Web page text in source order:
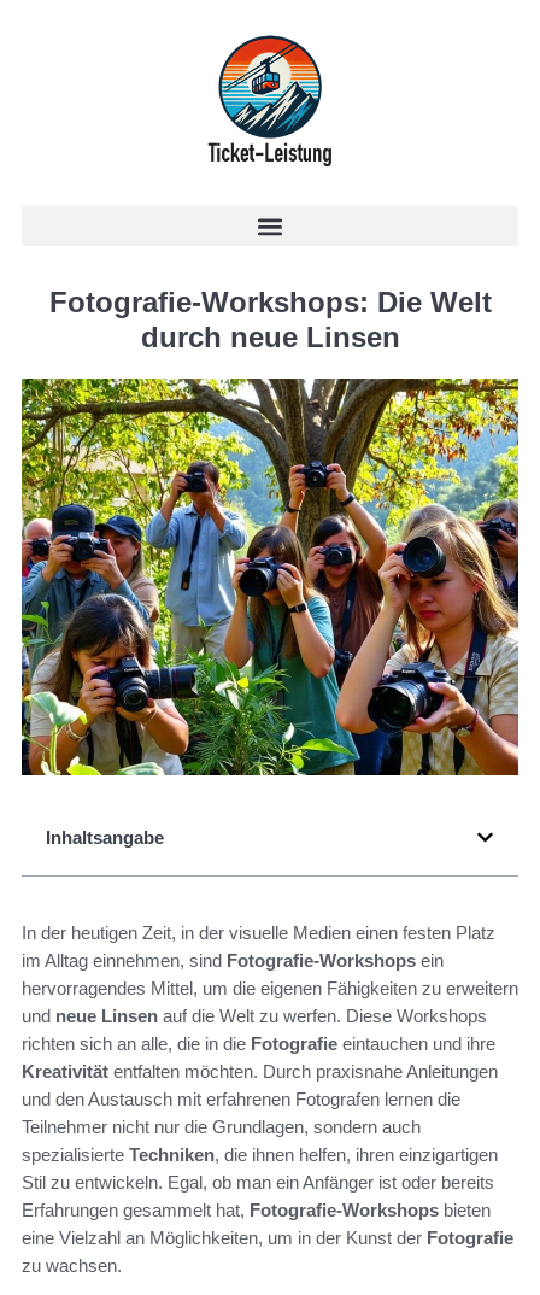
Fotografie-Workshops: Die Welt
durch neue Linsen
Inhaltsangabe
In der heutigen Zeit, in der visuelle Medien einen festen Platz
im Alltag einnehmen, sind Fotografie-Workshops ein
hervorragendes Mittel, um die eigenen Fähigkeiten zu erweitern
und neue Linsen auf die Welt zu werfen. Diese Workshops
richten sich an alle, die in die Fotografie eintauchen und ihre
Kreativität entfalten möchten. Durch praxisnahe Anleitungen
und den Austausch mit erfahrenen Fotografen lernen die
Teilnehmer nicht nur die Grundlagen, sondern auch
spezialisierte Techniken, die ihnen helfen, ihren einzigartigen
Stil zu entwickeln. Egal, ob man ein Anfänger ist oder bereits
Erfahrungen gesammelt hat, Fotografie-Workshops bieten
eine Vielzahl an Möglichkeiten, um in der Kunst der Fotografie
zu wachsen.